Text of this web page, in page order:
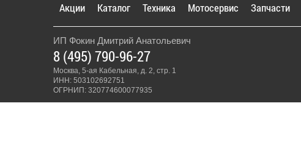
Акции Каталог Техника Мотосервис Запчасти
ИП Фокин Дмитрий Анатольевич
8 (495) 790-96-27
Москва, 5-ая Кабельная, д. 2, стр. 1
ИНН: 503102692751
ОГРНИП: 320774600077935